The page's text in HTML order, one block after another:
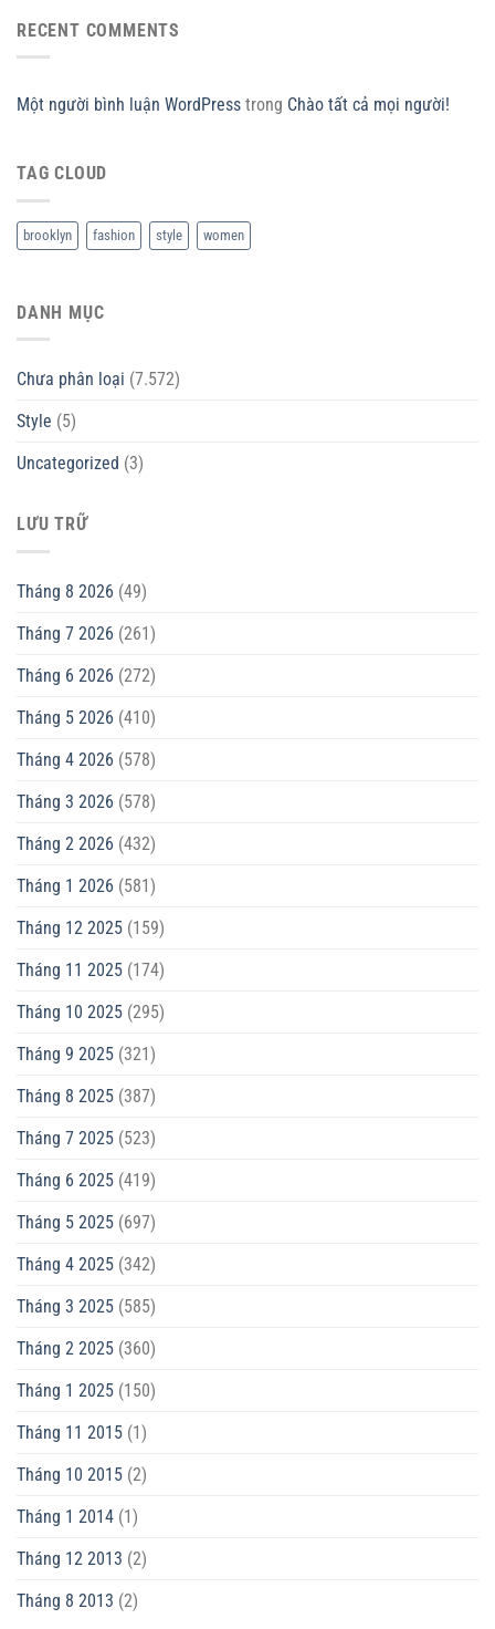
RECENT COMMENTS
Một người bình luận WordPress trong Chào tất cả mọi người!
TAG CLOUD
brooklyn fashion style women
DANH MỤC
Chưa phân loại (7.572)
Style (5)
Uncategorized (3)
LƯU TRỮ
Tháng 8 2026 (49)
Tháng 7 2026 (261)
Tháng 6 2026 (272)
Tháng 5 2026 (410)
Tháng 4 2026 (578)
Tháng 3 2026 (578)
Tháng 2 2026 (432)
Tháng 1 2026 (581)
Tháng 12 2025 (159)
Tháng 11 2025 (174)
Tháng 10 2025 (295)
Tháng 9 2025 (321)
Tháng 8 2025 (387)
Tháng 7 2025 (523)
Tháng 6 2025 (419)
Tháng 5 2025 (697)
Tháng 4 2025 (342)
Tháng 3 2025 (585)
Tháng 2 2025 (360)
Tháng 1 2025 (150)
Tháng 11 2015 (1)
Tháng 10 2015 (2)
Tháng 1 2014 (1)
Tháng 12 2013 (2)
Tháng 8 2013 (2)